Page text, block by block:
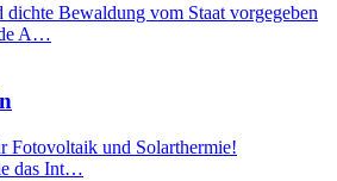
Bewaldung vom Staat vorgegeben
A…
Fotovoltaik und Solarthermie!
das Int…